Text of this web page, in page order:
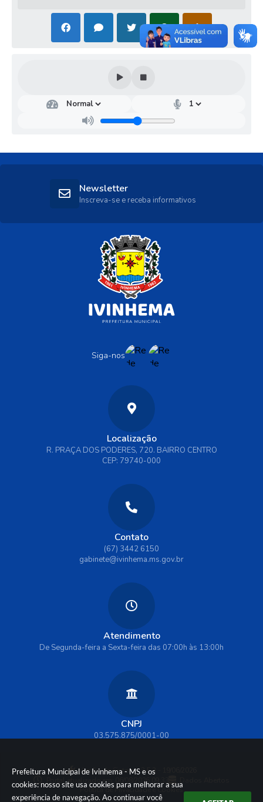
Prefeitura Municipal de Ivinhema - MS e os
cookies: nosso site usa cookies para melhorar a sua
experiência de navegação. Ao continuar você
Siga-nos
Localização
R. PRAÇA DOS PODERES, 720. BAIRRO CENTRO
CEP: 79740-000
Contato
(67) 3442 6150
gabinete@ivinhema.ms.gov.br
Atendimento
De Segunda-feira a Sexta-feira das 07:00h às 13:00h
CNPJ
03.575.875/0001-00
Newsletter
Inscreva-se e receba informativos
Versão do Sistema:3.5.3 - 19/06/2026
Portal atualizado em:
06/08/2026 09:33
Política de Privacidade e Cookies